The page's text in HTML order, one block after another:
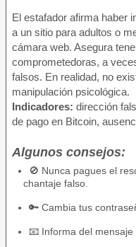
El estafador afirma haber
a un sitio para adultos o
cámara web. Asegura
comprometedoras, a
falsos. En realidad, no
manipulación psicológica.
Indicadores: dirección
de pago en Bitcoin,
Algunos consejos:
🚫 Nunca pagues el
chantaje falso.
🔑 Cambia tus
📧 Informa del mensaje